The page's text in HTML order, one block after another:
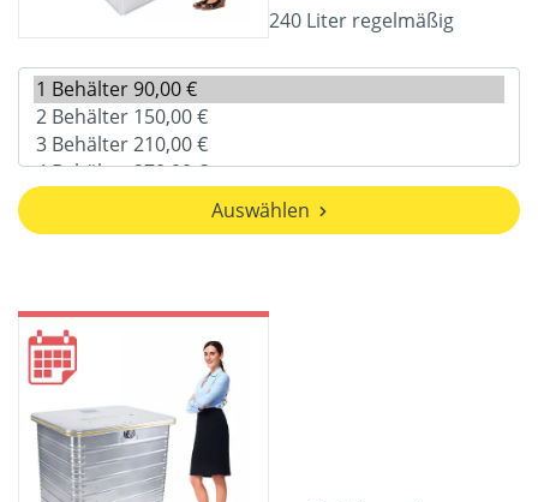
240 Liter regelmäßig
Auswählen